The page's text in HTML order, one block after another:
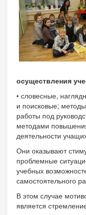
осуществления
• словесные,
и поисковые;
работы под
методами
деятельности
Они оказывают
проблемные
учебных
самостоятельного
В этом случае
является